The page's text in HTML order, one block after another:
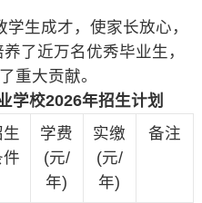
生成才，使家长放心，
了近万名优秀毕业生，
重大贡献。
学校2026年招生计划
件
学费
(元/
年)
实缴
(元/
年)
备注